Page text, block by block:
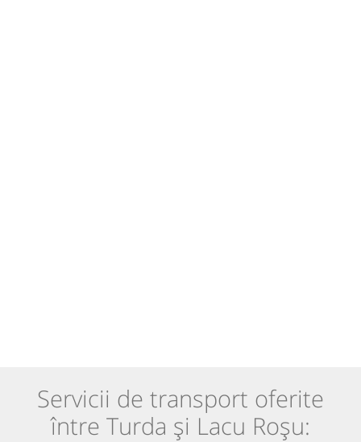
Servicii de transport oferite
între Turda și Lacu Roșu: